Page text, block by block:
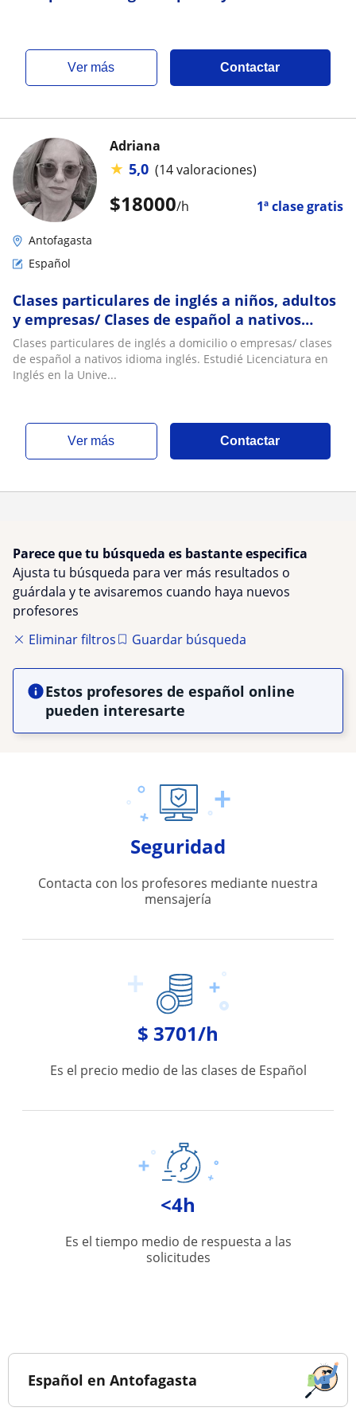
ver más Contactar
$18000/h 1ª clase gratis
Adriana
★ 5,0 (14 valoraciones)
Antofagasta
Español
Clases particulares de inglés a niños, adultos
y empresas/ Clases de español a nativos
idioma inglés/ traducciones
Clases particulares de inglés a domicilio o empresas/ clases
de español a nativos idioma inglés. Estudié Licenciatura en
Inglés en la Unive...
ver más Contactar
Parece que tu búsqueda es bastante especifica
Ajusta tu búsqueda para ver más resultados o
guárdala y te avisaremos cuando haya nuevos
profesores
Eliminar filtros
Guardar búsqueda
Estos profesores de español online
pueden interesarte
Seguridad
Contacta con los profesores mediante nuestra
mensajería
$ 3701/h
Es el precio medio de las clases de Español
<4h
Es el tiempo medio de respuesta a las
solicitudes
Español en Antofagasta